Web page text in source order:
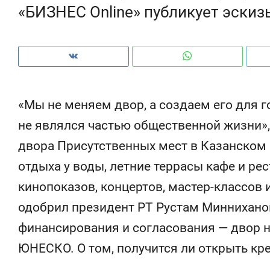
«БИЗНЕС Online» публикует
«Мы не меняем двор, а создаем его для
не являлся частью общественной
двора Присутственных мест в
отдыха у воды, летние террасы кафе и
кинопоказов, концертов, мастер-
одобрил президент РТ Рустам
финансирования и согласования — двор
ЮНЕСКО. О том, получится ли открыть
Рекомендуем
Мексика, рок-концерт
и вагон с чак-чаком: как
в Менделеевске прошла
Рекомендуем
«Прорывы
30
лечит
Казани